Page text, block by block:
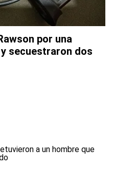
por una
secuestraron dos